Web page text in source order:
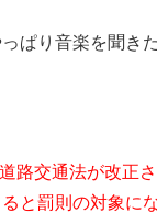
ぱり音楽を聞き
路交通法が改正
と罰則の対象に